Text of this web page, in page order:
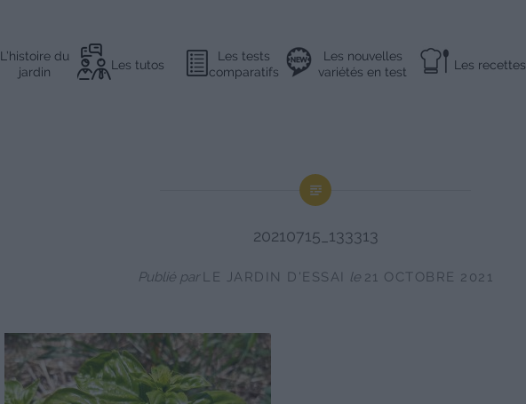
L’histoire du
jardin
Les tutos
Les tests
comparatifs
Les nouvelles
variétés en test
Les recettes
20210715_133313
Publié parLE JARDIN D'ESSAI le 21 OCTOBRE 2021